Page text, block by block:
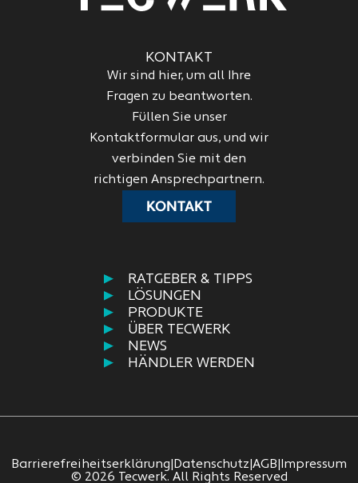
RATGEBER & TIPPS
LÖSUNGEN
PRODUKTE
ÜBER TECWERK
NEWS
HÄNDLER WERDEN
KONTAKT
Wir sind hier, um all Ihre
Fragen zu beantworten.
Füllen Sie unser
Kontaktformular aus, und wir
verbinden Sie mit den
richtigen Ansprechpartnern.
KONTAKT
Barrierefreiheitserklärung Datenschutz AGB
Impressum
© 2026 Tecwerk. All Rights Reserved